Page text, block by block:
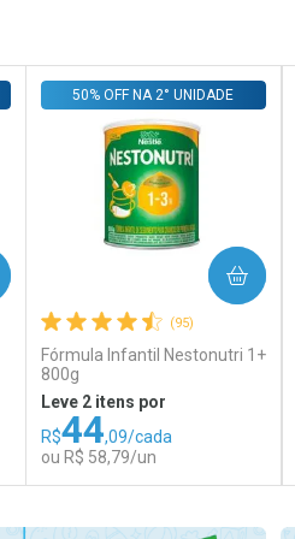
(95)
Fórmula Infantil Nestonutri 1+
800g
50% OFF NA 2° UNIDADE
Leve 2 itens por
R$44,09/cada
ou R$ 58,79/un
COMPRAR